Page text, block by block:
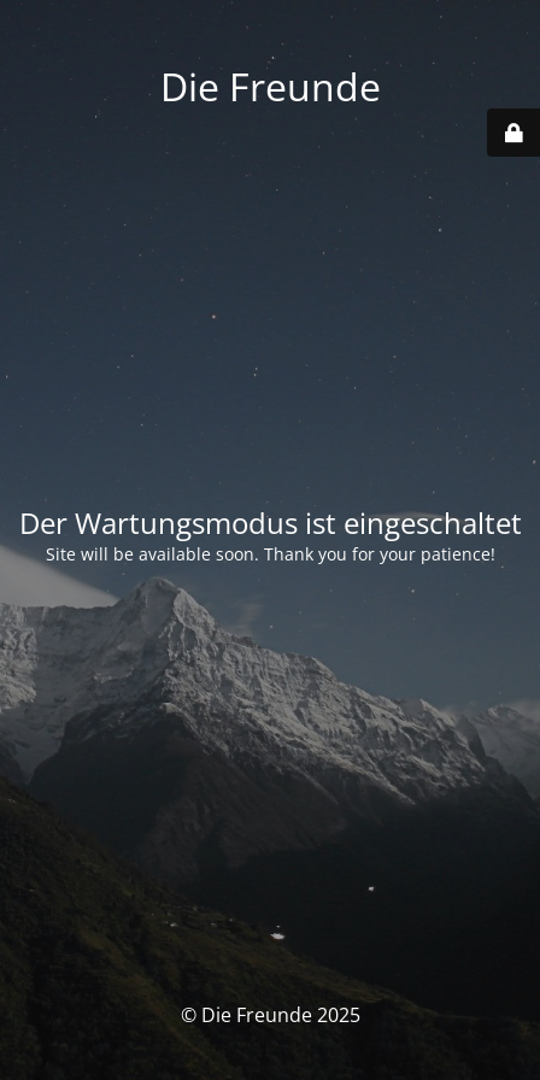
Die Freunde
Der Wartungsmodus ist eingeschaltet
Site will be available soon. Thank you for your patience!
© Die Freunde 2025